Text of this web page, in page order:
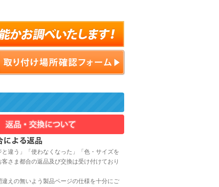
違う」「使わなくなった」「色・サイズを
さま都合の返品及び交換は受け付けており
違えの無いよう製品ページの仕様を十分にご